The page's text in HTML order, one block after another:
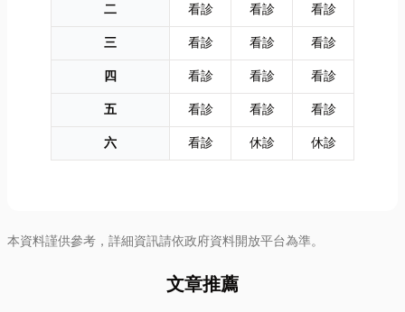
二
看診 看診
看診
三
看診 看診
看診
四
看診 看診
看診
五
看診 看診
看診
六
看診 休診 休診
本資料謹供參考，詳細資訊請依政府資料開放平台為準。
文章推薦